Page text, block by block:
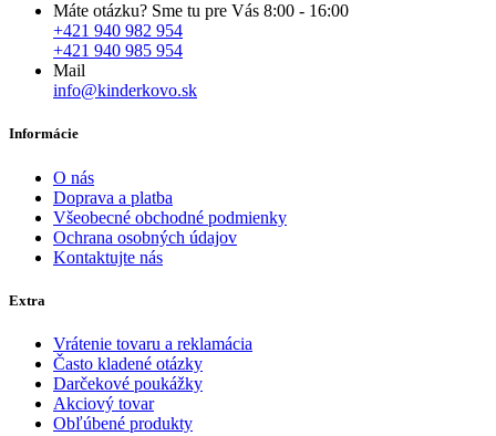
Máte otázku? Sme tu pre Vás 8:00 - 16:00
+421 940 982 954
+421 940 985 954
Mail
info@kinderkovo.sk
Informácie
O nás
Doprava a platba
Všeobecné obchodné podmienky
Ochrana osobných údajov
Kontaktujte nás
Extra
Vrátenie tovaru a reklamácia
Často kladené otázky
Darčekové poukážky
Akciový tovar
Obľúbené produkty